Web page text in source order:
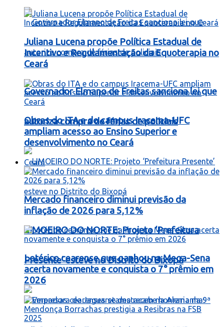
Governador Elmano de Freitas sanciona lei que
autoriza compra de férias de policiais
LIMOEIRO DO NORTE: Projeto ‘Prefeitura
Presente’ esteve no Distrito do Bixopá
Juliana Lucena propõe Política Estadual de
Incentivo e Regulamentação da Equoterapia no
Ceará
Obras do ITA e do campus Iracema-UFC
ampliam acesso ao Ensino Superior e
desenvolvimento no Ceará
Ceará
Mercado financeiro diminui previsão da
inflação de 2026 para 5,12%
Lotérico cearense que ganhou na Mega-Sena
acerta novamente e conquista o 7° prêmio em
2026